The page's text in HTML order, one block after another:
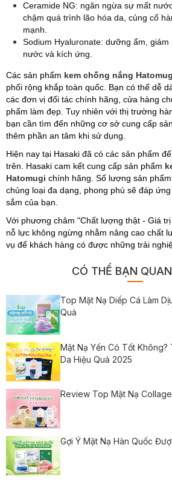
Ceramide NG: ngăn ngừa sự mất
chậm quá trình lão hóa da, củng cố
mạnh.
Sodium Hyaluronate: dưỡng ẩm,
nước và kích ứng.
Các sản phẩm kem chống nắng
phối rộng khắp toàn quốc. Bạn có thể dễ
các đơn vị đối tác chính hãng, cửa hàng
phẩm làm đẹp. Tuy nhiên với thị trường
bạn cần tìm đến những cơ sở cung cấp
thêm phần an tâm khi sử dụng.
Hiện nay tại Hasaki đã có các sản phẩm
trên. Hasaki cam kết cung cấp sản phẩm
Hatomugi chính hãng. Số lượng sản
chủng loại đa dạng, phong phú sẽ đáp
sắm của bạn.
Với phương châm "Chất lượng thật - Giá trị
nỗ lực không ngừng nhằm nâng cao chất
vụ để khách hàng có được những trải
CÓ THỂ BẠN
Top Mặt Nạ Diếp Cá Làm
Quả
Mặt Nạ Yến Có Tốt Không?
Da Hiệu Quả 2025
Review Top Mặt Nạ
Gợi Ý Mặt Nạ Hàn Quốc